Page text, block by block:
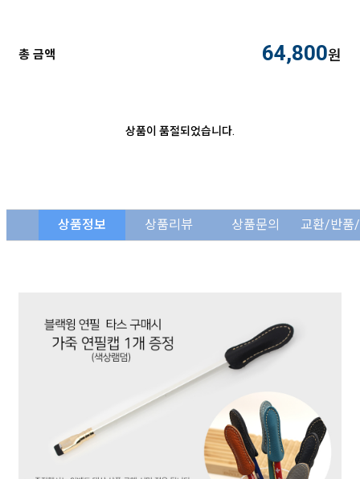
총 금액 64,800원
상품이 품절되었습니다.
상품정보 상품리뷰 상품문의 교환/반품